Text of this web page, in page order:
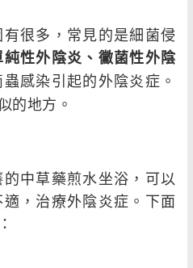
很多，常見的是細菌侵
純性外陰炎、黴菌性外陰
蟲感染引起的外陰炎症。
的地方。
中草藥煎水坐浴，可以
，治療外陰炎症。下面